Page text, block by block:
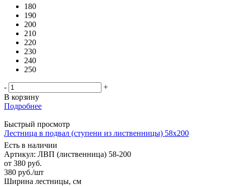
180
190
200
210
220
230
240
250
-
+
В корзину
Подробнее
Быстрый просмотр
Лестница в подвал (ступени из лиственницы) 58х200
Есть в наличии
Артикул: ЛВП (лиственница) 58-200
от 380 руб.
380 руб./шт
Ширина лестницы, см